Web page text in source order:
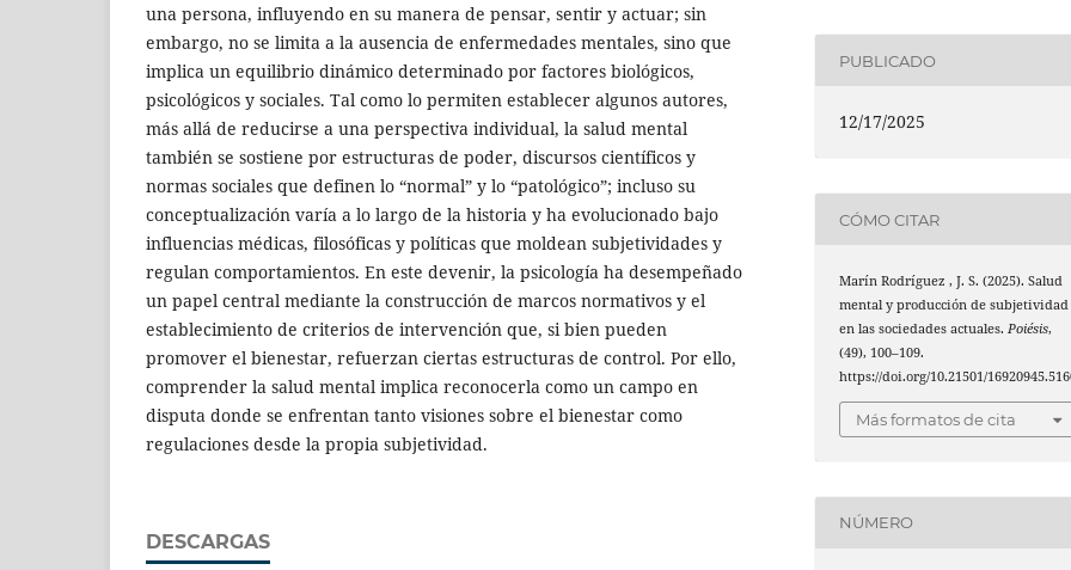
una persona, influyendo en su manera de pensar, sentir y actuar; sin
embargo, no se limita a la ausencia de enfermedades mentales, sino que
implica un equilibrio dinámico determinado por factores biológicos,
psicológicos y sociales. Tal como lo permiten establecer algunos autores,
más allá de reducirse a una perspectiva individual, la salud mental
también se sostiene por estructuras de poder, discursos científicos y
normas sociales que definen lo “normal” y lo “patológico”; incluso su
conceptualización varía a lo largo de la historia y ha evolucionado bajo
influencias médicas, filosóficas y políticas que moldean subjetividades y
regulan comportamientos. En este devenir, la psicología ha desempeñado
un papel central mediante la construcción de marcos normativos y el
establecimiento de criterios de intervención que, si bien pueden
promover el bienestar, refuerzan ciertas estructuras de control. Por ello,
comprender la salud mental implica reconocerla como un campo en
disputa donde se enfrentan tanto visiones sobre el bienestar como
regulaciones desde la propia subjetividad.
DESCARGAS
PUBLICADO
12/17/2025
CÓMO CITAR
Marín Rodríguez , J. S. (2025). Salud
mental y producción de subjetividad
en las sociedades actuales.Poiésis,
(49), 100–109.
https://doi.org/10.21501/
Más formatos de cita
NÚMERO